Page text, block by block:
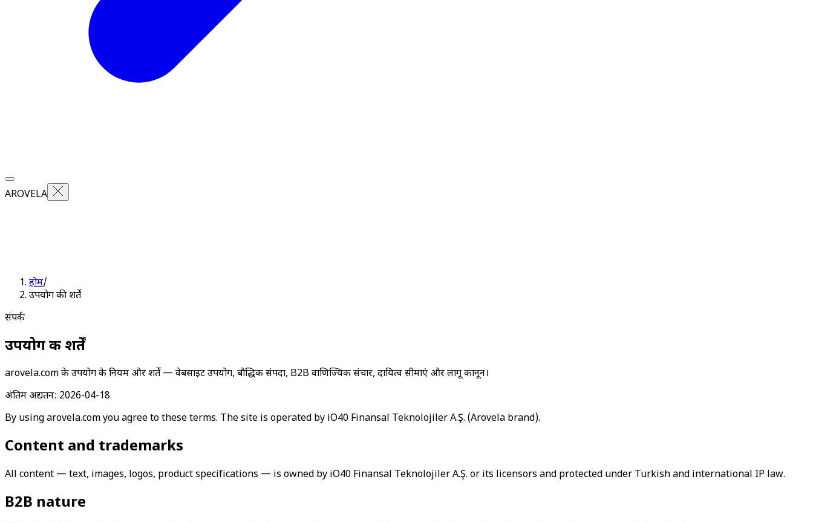
AROVELA
होम/
उपयोग की शर्तें
संपर्क
उपयोग की शर्तें
arovela.com के उपयोग के नियम और शर्तें — वेबसाइट उपयोग, बौद्धिक संपदा, B2B वाणिज्यिक संचार, दायित्व सीमाएं और लागू कानून।
अंतिम अद्यतन: 2026-04-18
By using arovela.com you agree to these terms. The site is operated by iO40 Finansal Teknolojiler A.Ş. (Arovela brand).
Content and trademarks
All content — text, images, logos, product specifications — is owned by iO40 Finansal Teknolojiler A.Ş. or its licensors and protected under Turkish and international IP law.
B2B nature